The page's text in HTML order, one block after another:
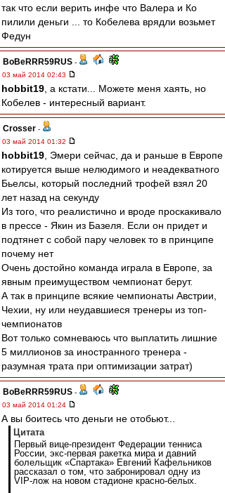
так что если верить инфе что Валера и Ко
пилили деньги ... то Кобелева врядли возьмет
Федун
BoBeRRR59RUS -
03 май 2014 02:43
hobbit19 , а кстати... Можете меня хаять, но
Кобелев - интересный вариант.
Crosser -
03 май 2014 01:32
hobbit19 , Эмери сейчас, да и раньше в Европе
котируется выше нелюдимого и неадекватного
Бьелсы, который последний трофей взял 20
лет назад на секунду
Из того, что реалистично и вроде проскакивало
в прессе - Якин из Базеля. Если он придет и
подтянет с собой пару человек то в принципе
почему нет
Очень достойно команда играла в Европе, за
явным преимуществом чемпионат берут.
А так в принципе всякие чемпионаты Австрии,
Чехии, ну или неудавшиеся тренеры из топ-
чемпионатов
Вот только сомневаюсь что выплатить лишние
5 миллионов за иностранного тренера -
разумная трата при оптимизации затрат)
BoBeRRR59RUS -
03 май 2014 01:24
А вы боитесь что деньги не отобьют...
Цитата
Первый вице-президент Федерации тенниса
России, экс-первая ракетка мира и давний
болельщик «Спартака» Евгений Кафельников
рассказал о том, что забронировал одну из
VIP-лож на новом стадионе красно-белых.